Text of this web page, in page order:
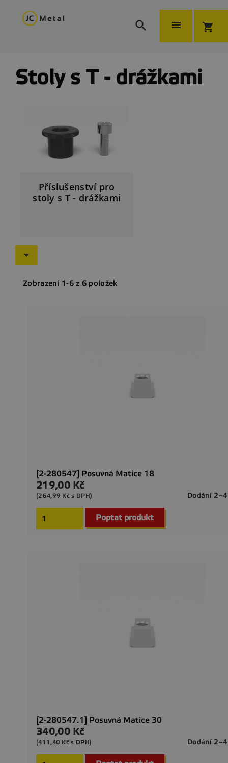
  shopping_cart
Stoly s T - drážkami
Příslušenství pro
stoly s T - drážkami

Zobrazení 1-6 z 6 položek
[2-280547] Posuvná Matice 18
Cena
219,00 Kč
Dodání
(264,99 Kč s DPH)
Poptat produkt
[2-280547.1] Posuvná Matice 30
Cena
340,00 Kč
Dodání
(411,40 Kč s DPH)